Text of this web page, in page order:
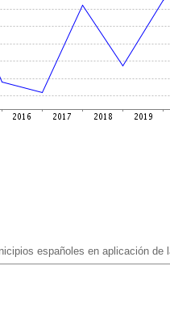
españoles en aplicación